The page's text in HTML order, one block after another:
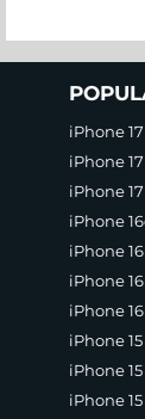
länkar
iPhone
iPhone
iPhone
iPhone
iPhone
iPhone
iPhone
iPhone
iPhone
iPhone